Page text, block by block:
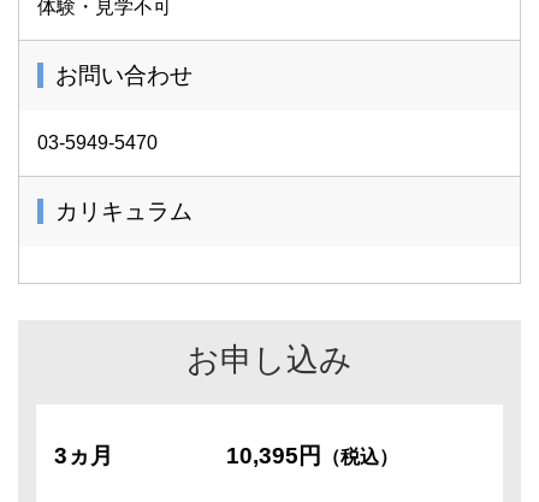
体験・見学不可
お問い合わせ
03-5949-5470
カリキュラム
お申し込み
3ヵ月 10,395円 （税込）